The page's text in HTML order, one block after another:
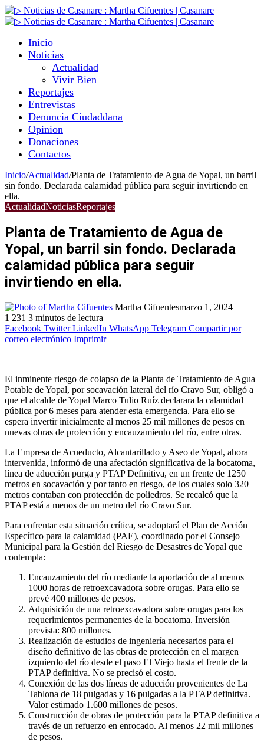
Inicio
Noticias
Actualidad
Vivir Bien
Reportajes
Entrevistas
Denuncia Ciudaddana
Opinion
Donaciones
Contactos
Inicio/Actualidad/Planta de Tratamiento de Agua de Yopal, un barril
sin fondo. Declarada calamidad pública para seguir invirtiendo en
ella.
ActualidadNoticiasReportajes
Planta de Tratamiento de Agua de
Yopal, un barril sin fondo. Declarada
calamidad pública para seguir
invirtiendo en ella.
Martha Cifuentesmarzo 1, 2024
1 231 3 minutos de lectura
Facebook Twitter LinkedIn WhatsApp Telegram Compartir por
correo electrónico Imprimir
El inminente riesgo de colapso de la Planta de Tratamiento de Agua
Potable de Yopal, por socavación lateral del río Cravo Sur, obligó a
que el alcalde de Yopal Marco Tulio Ruíz declarara la calamidad
pública por 6 meses para atender esta emergencia. Para ello se
espera invertir inicialmente al menos 25 mil millones de pesos en
nuevas obras de protección y encauzamiento del río, entre otras.
La Empresa de Acueducto, Alcantarillado y Aseo de Yopal, ahora
intervenida, informó de una afectación significativa de la bocatoma,
línea de aducción purga y PTAP Definitiva, en un frente de 1250
metros en socavación y por tanto en riesgo, de los cuales solo 320
metros contaban con protección de poliedros. Se recalcó que la
PTAP está a menos de un metro del río Cravo Sur.
Para enfrentar esta situación crítica, se adoptará el Plan de Acción
Específico para la calamidad (PAE), coordinado por el Consejo
Municipal para la Gestión del Riesgo de Desastres de Yopal que
contempla:
Encauzamiento del río mediante la aportación de al menos
1000 horas de retroexcavadora sobre orugas. Para ello se
prevé 400 millones de pesos.
Adquisición de una retroexcavadora sobre orugas para los
requerimientos permanentes de la bocatoma. Inversión
prevista: 800 millones.
Realización de estudios de ingeniería necesarios para el
diseño definitivo de las obras de protección en el margen
izquierdo del río desde el paso El Viejo hasta el frente de la
PTAP definitiva. No se precisó el costo.
Conexión de las dos líneas de aducción provenientes de La
Tablona de 18 pulgadas y 16 pulgadas a la PTAP definitiva.
Valor estimado 1.600 millones de pesos.
Construcción de obras de protección para la PTAP definitiva a
través de un refuerzo en enrocado. Al menos 22 mil millones
de pesos.